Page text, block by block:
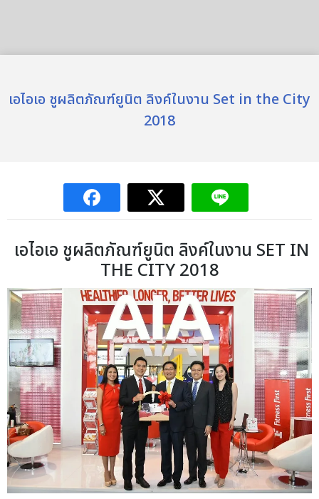
เอไอเอ ชูผลิตภัณฑ์ยูนิต ลิงค์ในงาน Set in the City
2018
เอไอเอ ชูผลิตภัณฑ์ยูนิต ลิงค์ในงาน SET IN
THE CITY 2018